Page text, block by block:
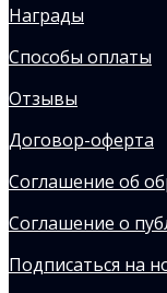
Награды
Способы оплаты
Отзывы
Договор-оферта
Соглашение об
Соглашение о
Подписаться на